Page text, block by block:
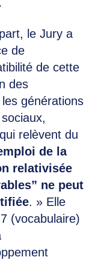
le Jury a
de
de cette
des
générations
relèvent du
de la
relativisée
ne peut
. » Elle
(vocabulaire)